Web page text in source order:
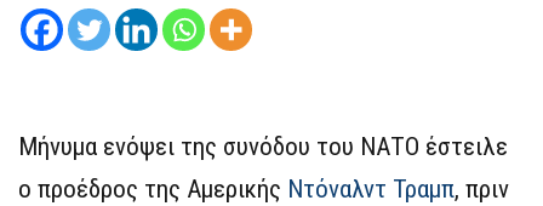
Μήνυμα ενόψει της συνόδου του ΝΑΤΟ έστειλε
ο προέδρος της Αμερικής Ντόναλντ Τραμπ, πριν